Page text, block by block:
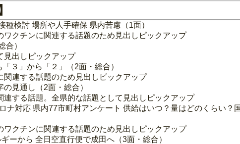
検討 場所や人手確保 県内苦慮（1面）
クチンに関連する話題のため見出しピックアップ
合）
見出しピックアップ
３」から「２」（2面・総合）
連する話題のため見出しピックアップ
見通し（2面・総合）
する話題。全県的な話題として見出しピックアップ
ナ対応 県内77市町村アンケート 供給はいつ？量はどのくらい？
クチンに関連する話題のため見出しピックアップ
ーから 全日空直行便で成田へ（3面・総合）